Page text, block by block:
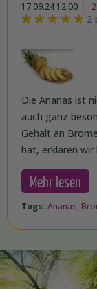
17.09.24 12:00
2
Die Ananas ist
auch ganz
Gehalt an
hat, erklären wir
Mehr lesen
Tags: Ananas,